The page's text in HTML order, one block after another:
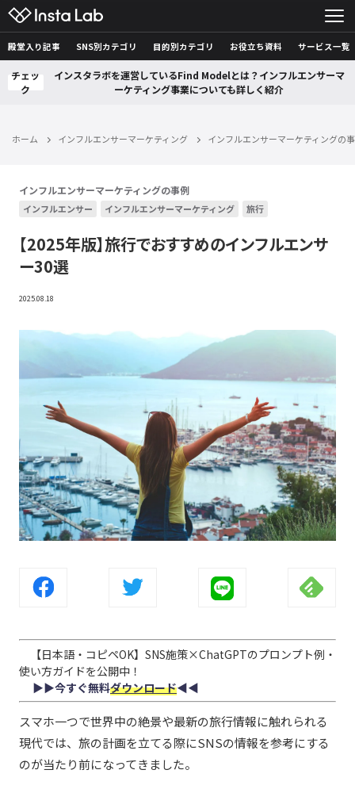
殿堂入り記事 SNS別カテゴリ 目的別カテゴリ お役立ち資料 サービス一覧
チェッ
ク
インスタラボを運営しているFind Modelとは？インフルエンサーマ
ーケティング事業についても詳しく紹介
ホーム インフルエンサーマーケティング インフルエンサーマーケティングの
インフルエンサーマーケティングの事例
インフルエンサー インフルエンサーマーケティング 旅行
【2025年版】旅行でおすすめのインフルエンサ
ー30選
2025.08.18
【日本語・コピペOK】SNS施策×ChatGPTのプロンプト例・
使い方ガイドを公開中！
▶︎▶︎今すぐ無料ダウンロード◀︎◀︎
スマホ一つで世界中の絶景や最新の旅行情報に触れられる
現代では、旅の計画を立てる際にSNSの情報を参考にする
のが当たり前になってきました。